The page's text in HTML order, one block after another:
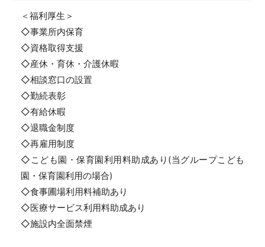
＜福利厚生＞
◇事業所内保育
◇資格取得支援
◇産休・育休・介護休暇
◇相談窓口の設置
◇勤続表彰
◇有給休暇
◇退職金制度
◇再雇用制度
◇こども園・保育園利用料助成あり(当グループこども
園・保育園利用の場合)
◇食事圃場利用料補助あり
◇医療サービス利用料助成あり
◇施設内全面禁煙